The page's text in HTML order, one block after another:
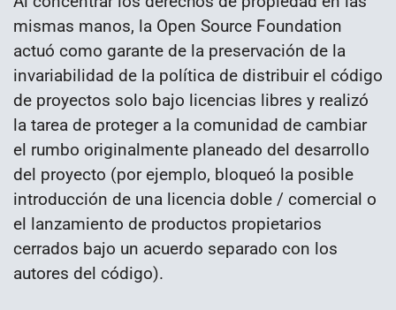
mismas manos, la Open Source Foundation
actuó como garante de la preservación de la
invariabilidad de la política de distribuir el código
de proyectos solo bajo licencias libres y realizó
la tarea de proteger a la comunidad de cambiar
el rumbo originalmente planeado del desarrollo
del proyecto (por ejemplo, bloqueó la posible
introducción de una licencia doble / comercial o
el lanzamiento de productos propietarios
cerrados bajo un acuerdo separado con los
autores del código).